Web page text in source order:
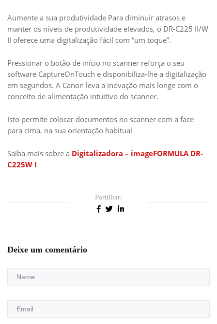
Aumente a sua produtividade Para diminuir atrasos e
manter os níveis de produtividade elevados, o DR-C225 II/W
II oferece uma digitalização fácil com “um toque”.
Pressionar o botão de início no scanner reforça o seu
software CaptureOnTouch e disponibiliza-lhe a digitalização
em segundos. A Canon leva a inovação mais longe com o
conceito de alimentação intuitivo do scanner.
Isto permite colocar documentos no scanner com a face
para cima, na sua orientação habitual
Saiba mais sobre a Digitalizadora – imageFORMULA DR-
C225W I
Partilhar:
Deixe um comentário